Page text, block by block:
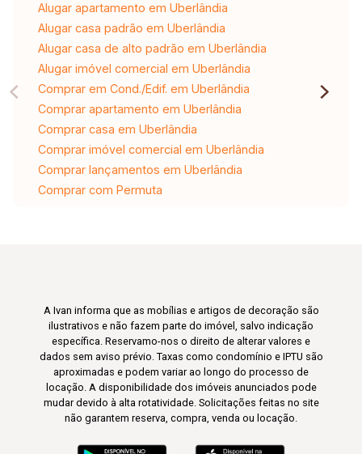
Alugar apartamento em Uberlândia
Alugar casa padrão em Uberlândia
Alugar casa de alto padrão em Uberlândia
Alugar imóvel comercial em Uberlândia
Comprar em Cond./Edif. em Uberlândia
Comprar apartamento em Uberlândia
Comprar casa em Uberlândia
Comprar imóvel comercial em Uberlândia
Comprar lançamentos em Uberlândia
Comprar com Permuta
A Ivan informa que as mobílias e artigos de decoração são
ilustrativos e não fazem parte do imóvel, salvo indicação
específica. Reservamo-nos o direito de alterar valores e
dados sem aviso prévio. Taxas como condomínio e IPTU são
aproximadas e podem variar ao longo do processo de
locação. A disponibilidade dos imóveis anunciados pode
mudar devido à alta rotatividade. Solicitações feitas no site
não garantem reserva, compra, venda ou locação.